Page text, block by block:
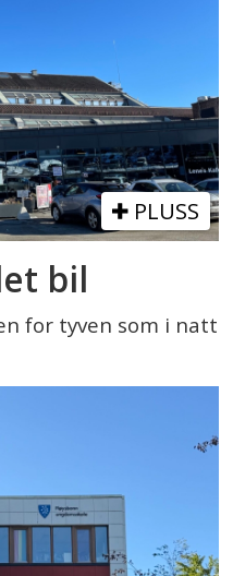
PLUSS
bil
for tyven som i natt